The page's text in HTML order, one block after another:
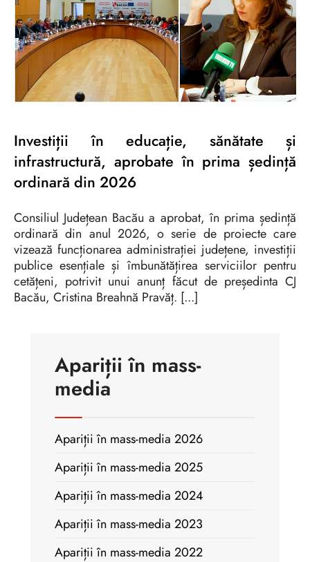
Investiții în educație, sănătate și
infrastructură, aprobate în prima ședință
ordinară din 2026
Consiliul Județean Bacău a aprobat, în prima ședință
ordinară din anul 2026, o serie de proiecte care
vizează funcționarea administrației județene, investiții
publice esențiale și îmbunătățirea serviciilor pentru
cetățeni, potrivit unui anunț făcut de președinta CJ
Bacău, Cristina Breahnă Pravăț. [...]
Apariții în mass-
media
Apariții în mass-media 2026
Apariții în mass-media 2025
Apariții în mass-media 2024
Apariții în mass-media 2023
Apariții în mass-media 2022